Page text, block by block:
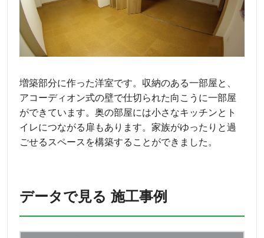
増築部分に作った洋室です。収納のある一部屋と、
アコーディオン式の壁で仕切られた向こうに一部屋
ができています。奥の部屋には小さなキッチンとト
イレにつながる扉もあります。家族がゆったりと過
ごせるスペースを構築することができました。
データで見る 施工事例